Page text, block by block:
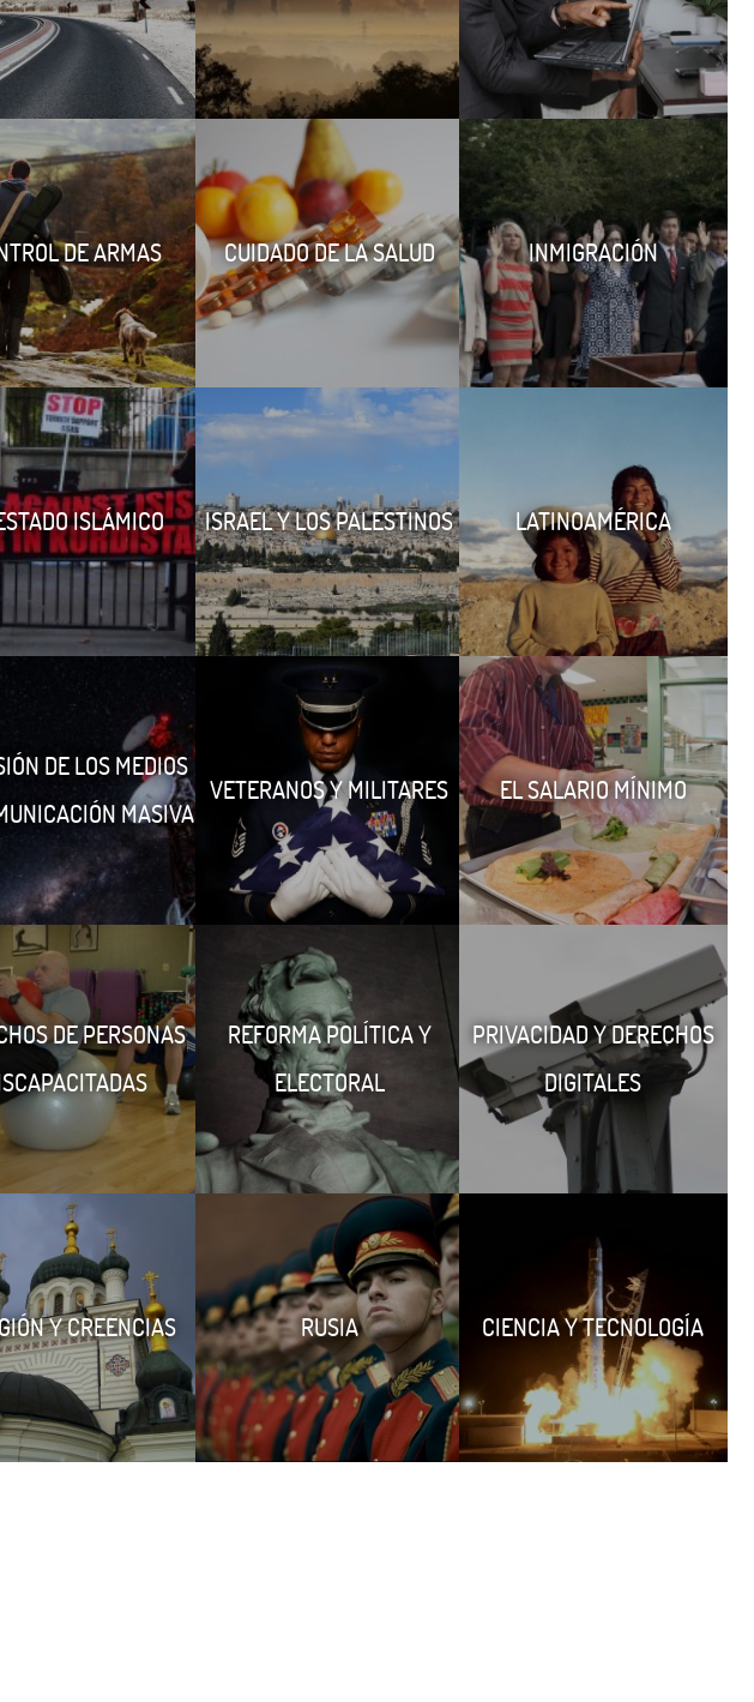
DE ARMAS CUIDADO DE LA SALUD INMIGRACIÓN
ISLÁMICO ISRAEL Y LOS PALESTINOS LATINOAMÉRICA
DE LOS MEDIOS
MASIVA
VETERANOS Y MILITARES EL SALARIO MÍNIMO
DE PERSONAS
REFORMA POLÍTICA Y
ELECTORAL
PRIVACIDAD Y DERECHOS
DIGITALES
Y CREENCIAS RUSIA CIENCIA Y TECNOLOGÍA